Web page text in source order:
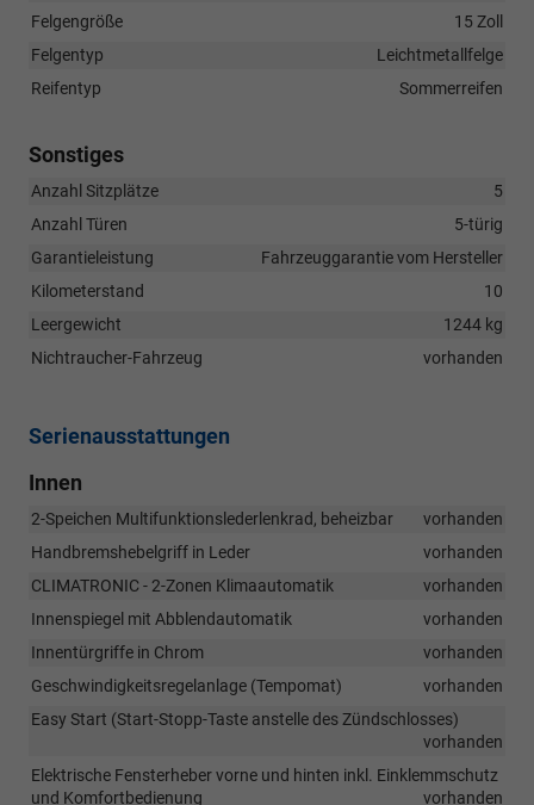
Felgengröße
15 Zoll
Felgentyp
Leichtmetallfelge
Reifentyp
Sommerreifen
Sonstiges
Anzahl Sitzplätze
5
Anzahl Türen
5-türig
Garantieleistung
Fahrzeuggarantie vom Hersteller
Kilometerstand
10
Leergewicht
1244 kg
Nichtraucher-Fahrzeug
vorhanden
Serienausstattungen
Innen
2-Speichen Multifunktionslederlenkrad, beheizbar
vorhanden
Handbremshebelgriff in Leder
vorhanden
CLIMATRONIC - 2-Zonen Klimaautomatik
vorhanden
Innenspiegel mit Abblendautomatik
vorhanden
Innentürgriffe in Chrom
vorhanden
Geschwindigkeitsregelanlage (Tempomat)
vorhanden
Easy Start (Start-Stopp-Taste anstelle des Zündschlosses)
vorhanden
Elektrische Fensterheber vorne und hinten inkl. Einklemmschutz
und Komfortbedienung
vorhanden